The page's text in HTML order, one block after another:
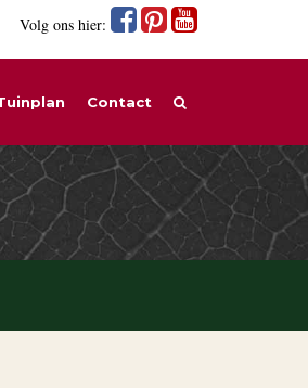
Volg ons hier:
Contact